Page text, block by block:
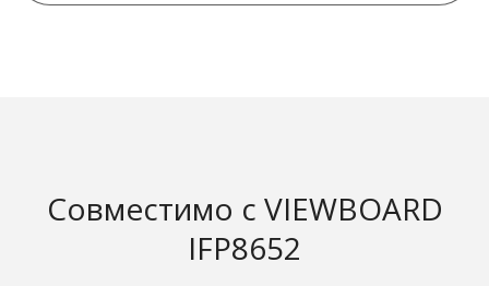
Совместимо с VIEWBOARD
IFP8652